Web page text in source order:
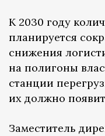
К 2030 году
планируется
снижения
на полигоны
станции
их должно
Заместитель